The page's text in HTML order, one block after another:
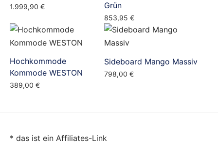
1.999,90 €
Grün
853,95 €
Hochkommode
Kommode WESTON
389,00 €
Sideboard Mango Massiv
798,00 €
* das ist ein Affiliates-Link